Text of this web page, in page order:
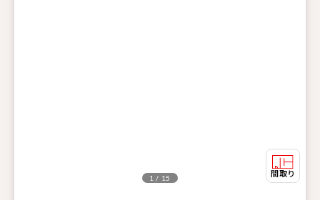
1 / 15